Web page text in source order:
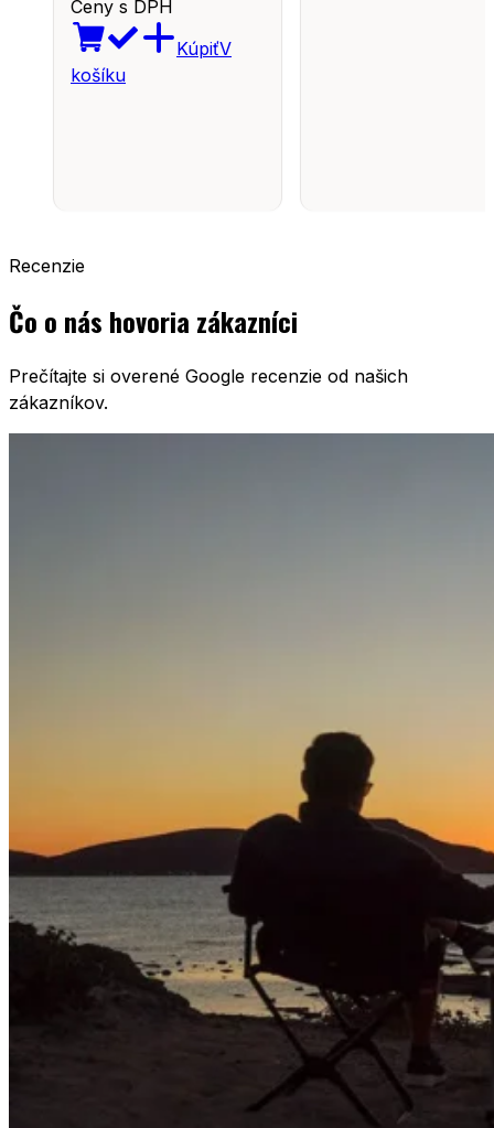
Ceny s DPH
KúpiťV
košíku
Recenzie
Čo o nás hovoria zákazníci
Prečítajte si overené Google recenzie od našich
zákazníkov.